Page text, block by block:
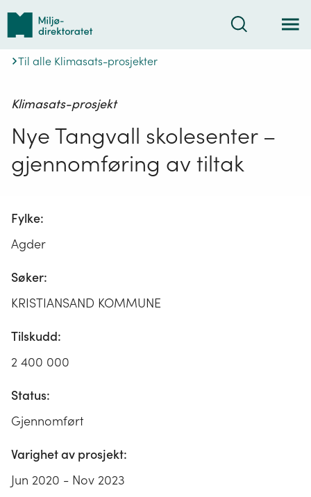
Tilbake
forsiden
Søk
Til alle Klimasats-prosjekter
Klimasats-prosjekt
Nye Tangvall skolesenter –
gjennomføring av tiltak
Fylke:
Agder
Søker:
KRISTIANSAND KOMMUNE
Tilskudd:
2 400 000
Status:
Gjennomført
Varighet av prosjekt:
Jun 2020 - Nov 2023